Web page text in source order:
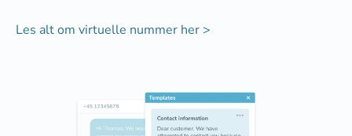
Les alt om virtuelle nummer her >